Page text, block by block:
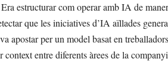
estructurar com operar amb IA de
que les iniciatives d’IA aïllades
apostar per un model basat en
entre diferents àrees de la